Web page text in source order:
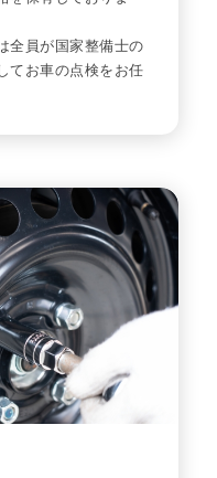
全員が国家整備士の
てお車の点検をお任